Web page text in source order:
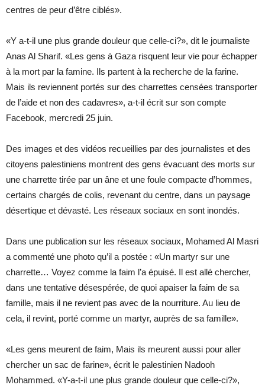
centres de peur d’être ciblés».
«Y a-t-il une plus grande douleur que celle-ci?», dit le journaliste
Anas Al Sharif. «Les gens à Gaza risquent leur vie pour échapper
à la mort par la famine. Ils partent à la recherche de la farine.
Mais ils reviennent portés sur des charrettes censées transporter
de l’aide et non des cadavres», a-t-il écrit sur son compte
Facebook, mercredi 25 juin.
Des images et des vidéos recueillies par des journalistes et des
citoyens palestiniens montrent des gens évacuant des morts sur
une charrette tirée par un âne et une foule compacte d’hommes,
certains chargés de colis, revenant du centre, dans un paysage
désertique et dévasté. Les réseaux sociaux en sont inondés.
Dans une publication sur les réseaux sociaux, Mohamed Al Masri
a commenté une photo qu’il a postée : «Un martyr sur une
charrette… Voyez comme la faim l’a épuisé. Il est allé chercher,
dans une tentative désespérée, de quoi apaiser la faim de sa
famille, mais il ne revient pas avec de la nourriture. Au lieu de
cela, il revint, porté comme un martyr, auprès de sa famille».
«Les gens meurent de faim, Mais ils meurent aussi pour aller
chercher un sac de farine», écrit le palestinien Nadooh
Mohammed. «Y-a-t-il une plus grande douleur que celle-ci?»,